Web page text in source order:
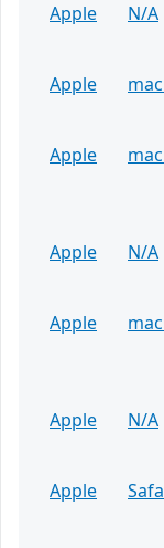
Apple N/A
Apple
Apple
Apple
N/A
Apple
Apple
N/A
Apple